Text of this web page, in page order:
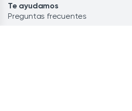
Te ayudamos
Preguntas frecuentes